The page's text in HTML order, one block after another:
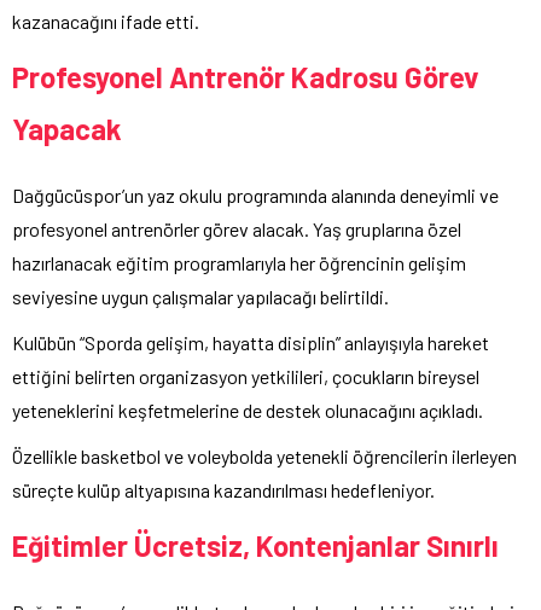
kazanacağını ifade etti.
Profesyonel Antrenör Kadrosu Görev
Yapacak
Dağgücüspor’un yaz okulu programında alanında deneyimli ve
profesyonel antrenörler görev alacak. Yaş gruplarına özel
hazırlanacak eğitim programlarıyla her öğrencinin gelişim
seviyesine uygun çalışmalar yapılacağı belirtildi.
Kulübün “Sporda gelişim, hayatta disiplin” anlayışıyla hareket
ettiğini belirten organizasyon yetkilileri, çocukların bireysel
yeteneklerini keşfetmelerine de destek olunacağını açıkladı.
Özellikle basketbol ve voleybolda yetenekli öğrencilerin ilerleyen
süreçte kulüp altyapısına kazandırılması hedefleniyor.
Eğitimler Ücretsiz, Kontenjanlar Sınırlı